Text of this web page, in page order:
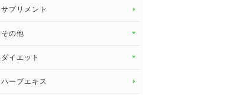
サプリメント
その他
その他 トップ
ダイエット
ダイエット トップ
ハーブエキス